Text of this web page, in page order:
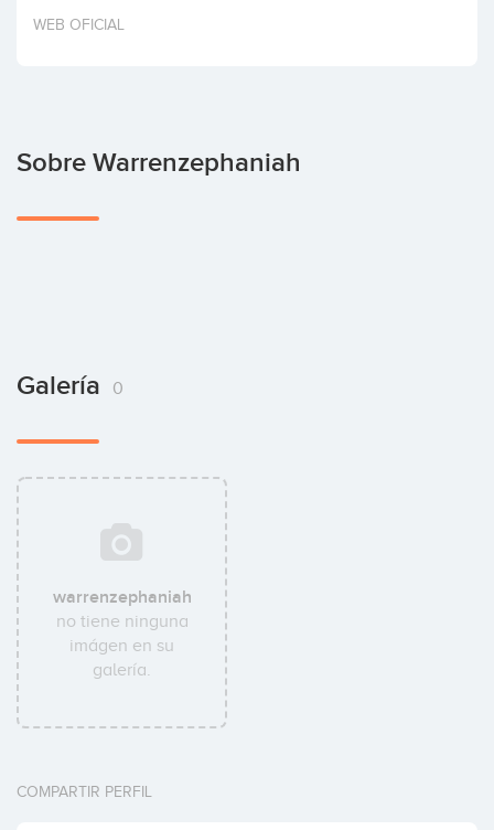
Invertir
WEB OFICIAL
Sobre Warrenzephaniah
Galería 0
warrenzephaniah
no tiene ninguna
imágen en su
galería.
COMPARTIR PERFIL